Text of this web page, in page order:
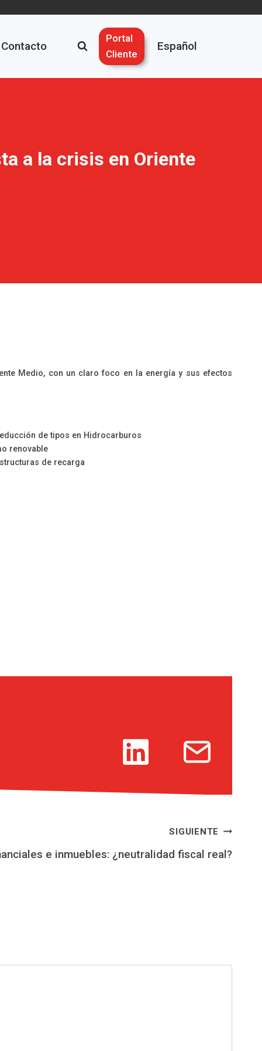
Contacto
Portal
Cliente
Español
a la crisis en Oriente
Medio, con un claro foco en la energía y sus efectos
de tipos en Hidrocarburos
renovable
de recarga
SIGUIENTE
e inmuebles: ¿neutralidad fiscal real?